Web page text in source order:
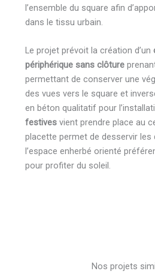
l’ensemble du square afin
dans le tissu urbain.
Le projet prévoit la création d’un
périphérique sans clôture
permettant de conserver une
des vues vers le square et
en béton qualitatif pour
festivesvient prendre place au
placette permet de desservir les
l’espace enherbé orienté
pour profiter du soleil.
Nos projets